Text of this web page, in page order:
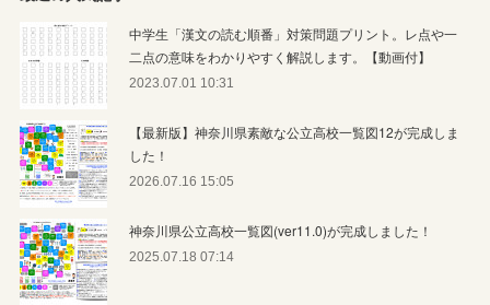
中学生「漢文の読む順番」対策問題プリント。レ点や一
二点の意味をわかりやすく解説します。【動画付】
2023.07.01 10:31
【最新版】神奈川県素敵な公立高校一覧図12が完成しま
した！
2026.07.16 15:05
神奈川県公立高校一覧図(ver11.0)が完成しました！
2025.07.18 07:14